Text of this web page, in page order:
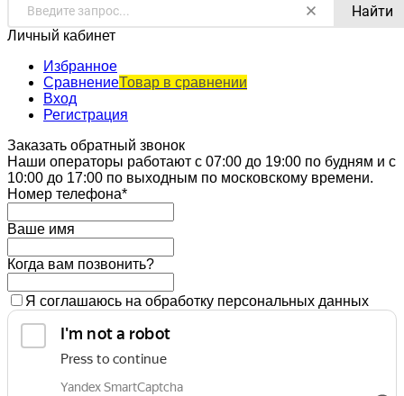
Найти
Личный кабинет
Избранное
СравнениеТовар в сравнении
Вход
Регистрация
Заказать обратный звонок
Наши операторы работают с 07:00 до 19:00 по будням и с
10:00 до 17:00 по выходным по московскому времени.
Номер телефона*
Ваше имя
Когда вам позвонить?
Я соглашаюсь на обработку персональных данных